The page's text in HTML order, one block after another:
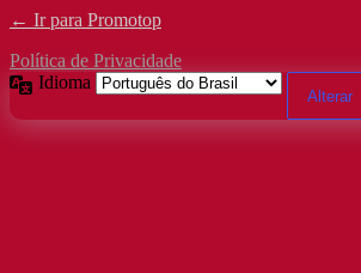
← Ir para Promotop
Política de Privacidade
Idioma